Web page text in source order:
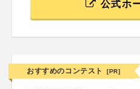
公式ホ
おすすめのコンテスト [PR]